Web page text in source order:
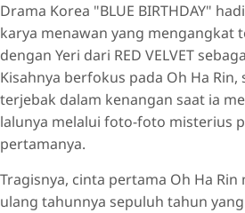
Drama Korea "BLUE BIRTHDAY"
karya menawan yang mengangkat
dengan Yeri dari RED VELVET
Kisahnya berfokus pada Oh Ha
terjebak dalam kenangan saat ia
lalunya melalui foto-foto misterius
pertamanya.
Tragisnya, cinta pertama Oh Ha
ulang tahunnya sepuluh tahun